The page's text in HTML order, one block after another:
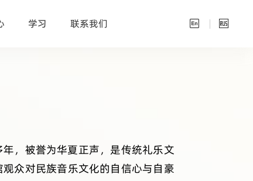
学习 联系我们  
年，被誉为华夏正声，是传统礼乐文
众对民族音乐文化的自信心与自豪